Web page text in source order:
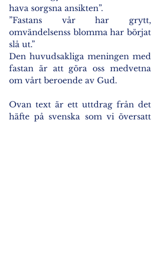
hava sorgsna ansikten”.
”Fastans vår har grytt,
omvändelsenss blomma har börjat
slå ut.”
Den huvudsakliga meningen med
fastan är att göra oss medvetna
om vårt beroende av Gud.
Ovan text är ett uttdrag från det
häfte på svenska som vi översatt